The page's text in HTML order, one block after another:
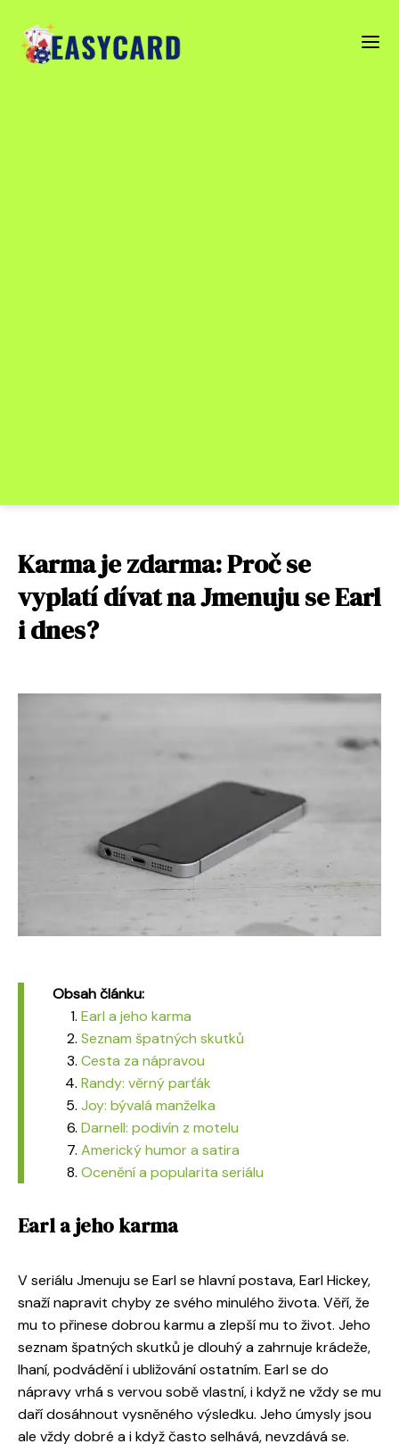
Karma je zdarma: Proč se
vyplatí dívat na Jmenuju se Earl
i dnes?
Obsah článku:
Earl a jeho karma
Seznam špatných skutků
Cesta za nápravou
Randy: věrný parťák
Joy: bývalá manželka
Darnell: podivín z motelu
Americký humor a satira
Ocenění a popularita seriálu
Earl a jeho karma
V seriálu Jmenuju se Earl se hlavní postava, Earl Hickey,
snaží napravit chyby ze svého minulého života. Věří, že
mu to přinese dobrou karmu a zlepší mu to život. Jeho
seznam špatných skutků je dlouhý a zahrnuje krádeže,
lhaní, podvádění i ubližování ostatním. Earl se do
nápravy vrhá s vervou sobě vlastní, i když ne vždy se mu
daří dosáhnout vysněného výsledku. Jeho úmysly jsou
ale vždy dobré a i když často selhává, nevzdává se.